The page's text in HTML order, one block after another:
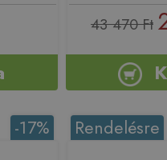
43 470 Ft
-17% Rendelésre